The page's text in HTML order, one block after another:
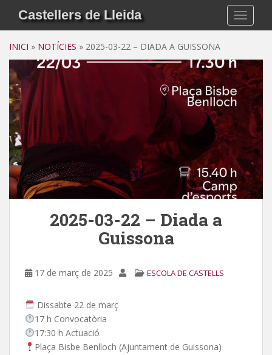
Castellers de Lleida
INICI » NOTÍCIES » 2025-03-22 – DIADA A GUISSONA
2025-03-22 – Diada a
Guissona
17 de març de 2025 ESCOLA DE CASTELLS
Dissabte 22 de març
17 h Convocatòria
17:30 h Actuació
Plaça Bisbe Benlloch (Ajuntament de Guissona)